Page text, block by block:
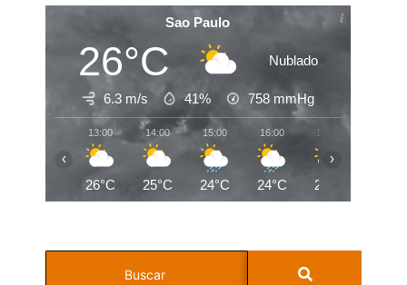
Sao Paulo
26°C Nublado
6.3 m/s 41% 758 mmHg
13:00
26°C
14:00
25°C
15:00
24°C
16:00
24°C
17:00
24°C
‹ ›